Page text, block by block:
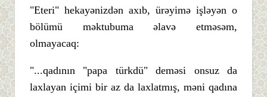
"Eteri" hekayənizdən axıb, ürəyimə işləyən o
bölümü məktubuma əlavə etməsəm,
olmayacaq:
"...qadının "papa türkdü" deməsi onsuz da
laxlayan içimi bir az da laxlatmış, məni qadına